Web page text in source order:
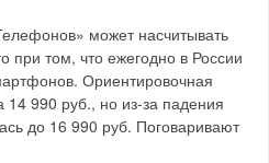
может насчитывать
при том, что ежегодно в России
Ориентировочная
14 990 руб., но из-за падения
до 16 990 руб. Поговаривают